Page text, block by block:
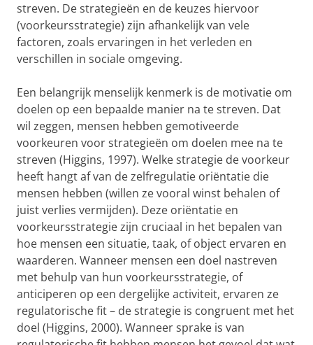
streven. De strategieën en de keuzes hiervoor
(voorkeursstrategie) zijn afhankelijk van vele
factoren, zoals ervaringen in het verleden en
verschillen in sociale omgeving.
Een belangrijk menselijk kenmerk is de motivatie om
doelen op een bepaalde manier na te streven. Dat
wil zeggen, mensen hebben gemotiveerde
voorkeuren voor strategieën om doelen mee na te
streven (Higgins, 1997). Welke strategie de voorkeur
heeft hangt af van de zelfregulatie oriëntatie die
mensen hebben (willen ze vooral winst behalen of
juist verlies vermijden). Deze oriëntatie en
voorkeursstrategie zijn cruciaal in het bepalen van
hoe mensen een situatie, taak, of object ervaren en
waarderen. Wanneer mensen een doel nastreven
met behulp van hun voorkeursstrategie, of
anticiperen op een dergelijke activiteit, ervaren ze
regulatorische fit – de strategie is congruent met het
doel (Higgins, 2000). Wanneer sprake is van